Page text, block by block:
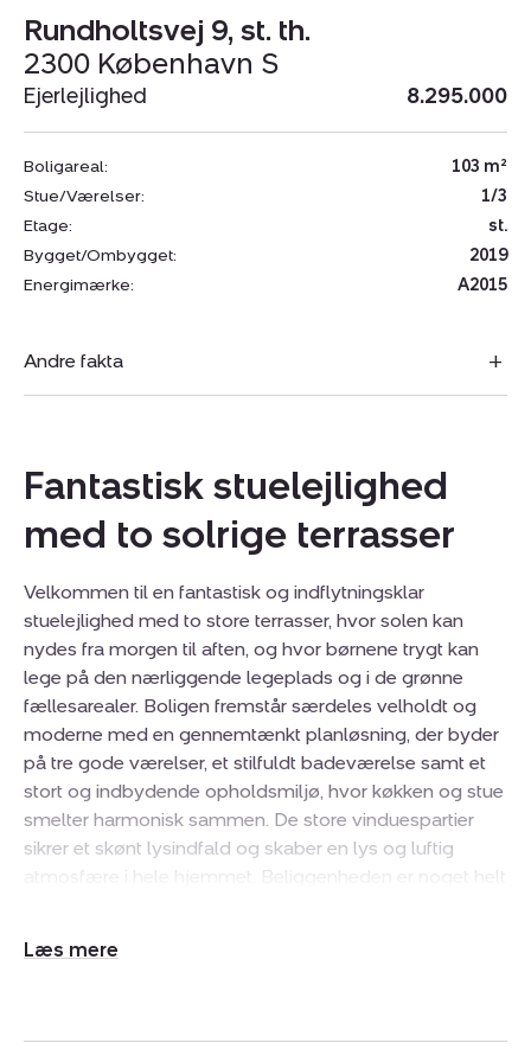
Rundholtsvej 9, st. th.
2300 København S
Ejerlejlighed 8.295.000
Boligareal:
103 m²
Stue/Værelser:
1/3
Etage:
st.
Bygget/Ombygget:
2019
Energimærke:
A2015
Andre fakta
Fantastisk stuelejlighed
med to solrige terrasser
Velkommen til en fantastisk og indflytningsklar
stuelejlighed med to store terrasser, hvor solen kan
nydes fra morgen til aften, og hvor børnene trygt kan
lege på den nærliggende legeplads og i de grønne
fællesarealer. Boligen fremstår særdeles velholdt og
moderne med en gennemtænkt planløsning, der byder
på tre gode værelser, et stilfuldt badeværelse samt et
stort og indbydende opholdsmiljø, hvor køkken og stue
smelter harmonisk sammen. De store vinduespartier
sikrer et skønt lysindfald og skaber en lys og luftig
atmosfære i hele hjemmet. Beliggenheden er noget helt
naturskønne omgivelser inviterer til både afslapning og
ved vandet, mens grønne områder, caféer, spisesteder